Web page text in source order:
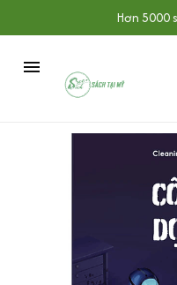
Hơn 5000